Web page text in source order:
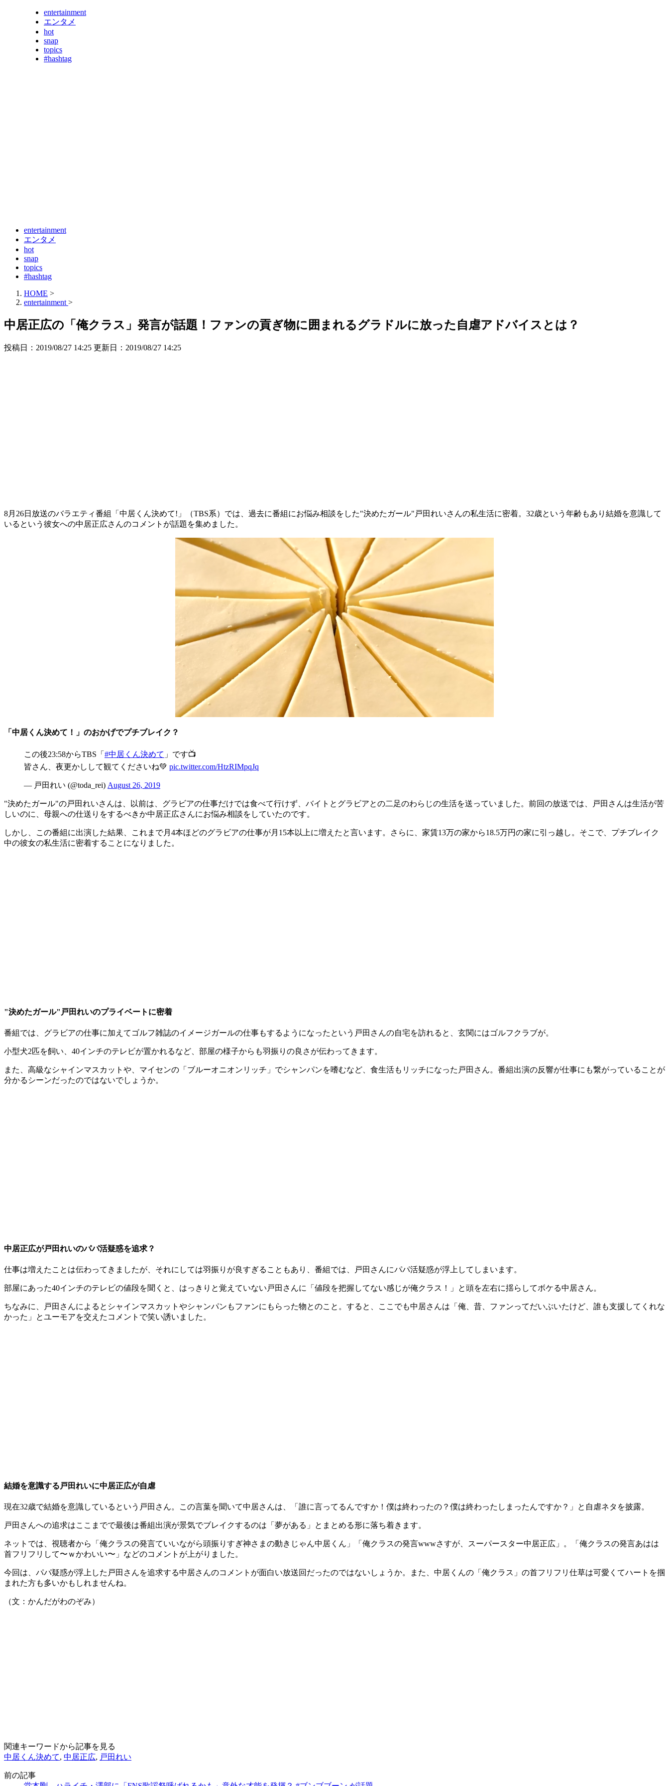
entertainment
エンタメ
hot
snap
topics
#hashtag
entertainment
エンタメ
hot
snap
topics
#hashtag
HOME >
entertainment >
中居正広の「俺クラス」発言が話題！ファンの貢ぎ物に囲まれるグラドルに放った自虐アドバイスとは？
投稿日：2019/08/27 14:25 更新日： 2019/08/27 14:25
8月26日放送のバラエティ番組「中居くん決めて!」（TBS系）では、過去に番組にお悩み相談をした"決めたガール"戸田れいさんの私生活に密着。32歳という年齢もあり結婚を意識して
いるという彼女への中居正広さんのコメントが話題を集めました。
「中居くん決めて！」のおかげでプチブレイク？
この後23:58からTBS「 #中居くん決めて 」です📺
皆さん、夜更かしして観てくださいね💚 pic.twitter.com/HtzRIMpqJq
— 戸田れい (@toda_rei) August 26, 2019
"決めたガール"の戸田れいさんは、以前は、グラビアの仕事だけでは食べて行けず、バイトとグラビアとの二足のわらじの生活を送っていました。前回の放送では、戸田さんは生活が苦
しいのに、母親への仕送りをするべきか中居正広さんにお悩み相談をしていたのです。
しかし、この番組に出演した結果、これまで月4本ほどのグラビアの仕事が月15本以上に増えたと言います。さらに、家賃13万の家から18.5万円の家に引っ越し。そこで、プチブレイク
中の彼女の私生活に密着することになりました。
"決めたガール"戸田れいのプライベートに密着
番組では、グラビアの仕事に加えてゴルフ雑誌のイメージガールの仕事もするようになったという戸田さんの自宅を訪れると、玄関にはゴルフクラブが。
小型犬2匹を飼い、40インチのテレビが置かれるなど、部屋の様子からも羽振りの良さが伝わってきます。
また、高級なシャインマスカットや、マイセンの「ブルーオニオンリッチ」でシャンパンを嗜むなど、食生活もリッチになった戸田さん。番組出演の反響が仕事にも繋がっていることが
分かるシーンだったのではないでしょうか。
中居正広が戸田れいのパパ活疑惑を追求？
仕事は増えたことは伝わってきましたが、それにしては羽振りが良すぎることもあり、番組では、戸田さんにパパ活疑惑が浮上してしまいます。
部屋にあった40インチのテレビの値段を聞くと、はっきりと覚えていない戸田さんに「値段を把握してない感じが俺クラス！」と頭を左右に揺らしてボケる中居さん。
ちなみに、戸田さんによるとシャインマスカットやシャンパンもファンにもらった物とのこと。すると、ここでも中居さんは「俺、昔、ファンってだいぶいたけど、誰も支援してくれな
かった」とユーモアを交えたコメントで笑い誘いました。
結婚を意識する戸田れいに中居正広が自虐
現在32歳で結婚を意識しているという戸田さん。この言葉を聞いて中居さんは、「誰に言ってるんですか！僕は終わったの？僕は終わったしまったんですか？」と自虐ネタを披露。
戸田さんへの追求はここまでで最後は番組出演が景気でブレイクするのは「夢がある」とまとめる形に落ち着きます。
ネットでは、視聴者から「俺クラスの発言ていいながら頭振りすぎ神さまの動きじゃん中居くん」「俺クラスの発言wwwさすが、スーパースター中居正広」。「俺クラスの発言あはは
首フリフリして〜ｗかわいい〜」などのコメントが上がりました。
今回は、パパ疑惑が浮上した戸田さんを追求する中居さんのコメントが面白い放送回だったのではないしょうか。また、中居くんの「俺クラス」の首フリフリ仕草は可愛くてハートを掴
まれた方も多いかもしれませんね。
（文：かんだがわのぞみ）
関連キーワードから記事を見る
中居くん決めて, 中居正広, 戸田れい
前の記事